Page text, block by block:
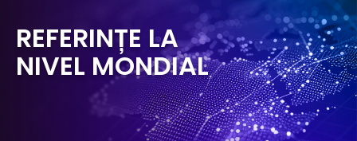
REFERINȚE LA
NIVEL MONDIAL